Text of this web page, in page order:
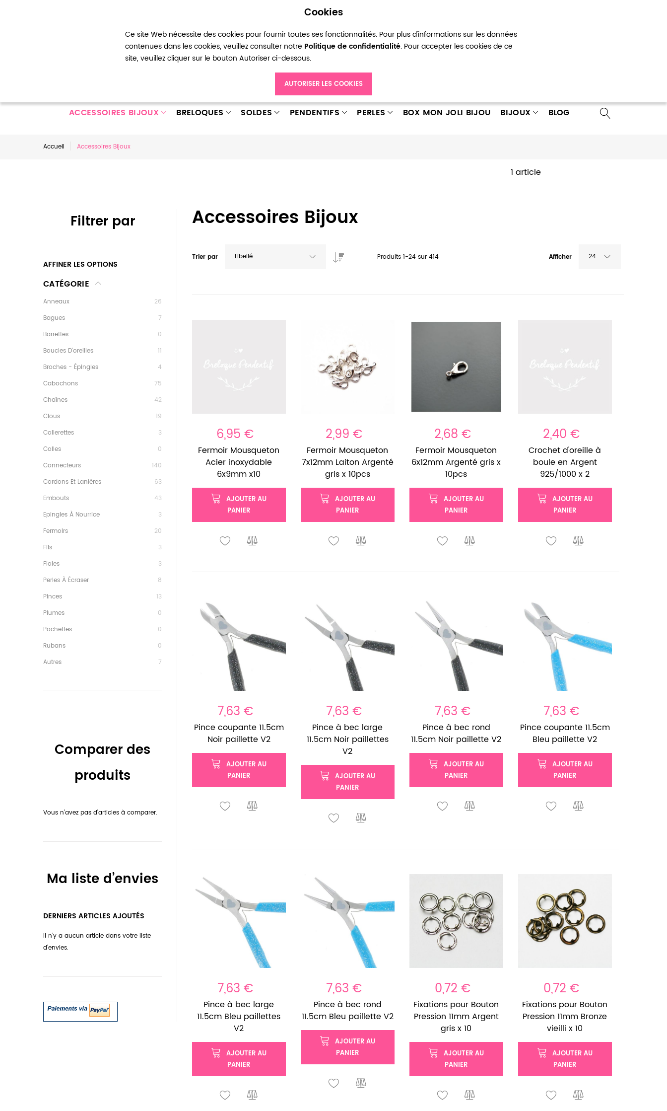
Cookies
Ce site Web nécessite des cookies pour fournir toutes ses fonctionnalités. Pour plus d'informations sur les données
contenues dans les cookies, veuillez consulter notre Politique de confidentialité. Pour accepter les cookies de ce
site, veuillez cliquer sur le bouton Autoriser ci-dessous.
AUTORISER LES COOKIES
Mon compte Ma liste d’envies Connexion Créer un compte
ACCESSOIRES BIJOUX BRELOQUES SOLDES PENDENTIFS PERLES BOX MON JOLI BIJOU BIJOUX BLOG
Accueil Accessoires Bijoux
Accessoires Bijoux
Trier par Libellé Produits 1-24 sur 414 Afficher 24
6,95 €
Fermoir Mousqueton
Acier inoxydable
6x9mm x10
AJOUTER AU
PANIER
2,99 €
Fermoir Mousqueton
7x12mm Laiton Argenté
gris x 10pcs
AJOUTER AU
PANIER
2,68 €
Fermoir Mousqueton
6x12mm Argenté gris x
10pcs
AJOUTER AU
PANIER
2,40 €
Crochet d'oreille à
boule en Argent
925/1000 x 2
AJOUTER AU
PANIER
7,63 €
Pince coupante 11.5cm
Noir paillette V2
AJOUTER AU
PANIER
7,63 €
Pince à bec large
11.5cm Noir paillettes
V2
AJOUTER AU
PANIER
7,63 €
Pince à bec rond
11.5cm Noir paillette V2
AJOUTER AU
PANIER
7,63 €
Pince coupante 11.5cm
Bleu paillette V2
AJOUTER AU
PANIER
7,63 €
Pince à bec large
11.5cm Bleu paillettes
V2
AJOUTER AU
PANIER
7,63 €
Pince à bec rond
11.5cm Bleu paillette V2
AJOUTER AU
PANIER
0,72 €
Fixations pour Bouton
Pression 11mm Argent
gris x 10
AJOUTER AU
PANIER
0,72 €
Fixations pour Bouton
Pression 11mm Bronze
vieilli x 10
AJOUTER AU
PANIER
1 article
Filtrer par
AFFINER LES OPTIONS
CATÉGORIE
Anneaux
26
Bagues
7
Barrettes
0
Boucles D'oreilles
11
Broches - Épingles
4
Cabochons
75
Chaînes
42
Clous
19
Collerettes
3
Colles
0
Connecteurs
140
Cordons Et Lanières
63
Embouts
43
Epingles À Nourrice
3
Fermoirs
20
Fils
3
Fioles
3
Perles À Écraser
8
Pinces
13
Plumes
0
Pochettes
0
Rubans
0
Autres
7
Comparer des
produits
Vous n’avez pas d’articles à comparer.
Ma liste d’envies
DERNIERS ARTICLES AJOUTÉS
Il n’y a aucun article dans votre liste
d’envies.